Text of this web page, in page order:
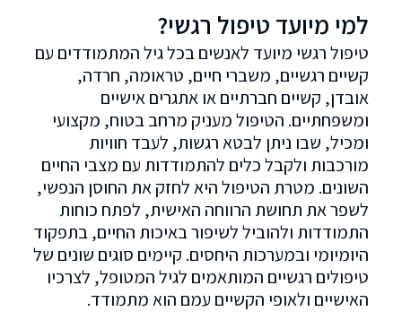
למי מיועד טיפול רגשי?
טיפול רגשי מיועד לאנשים בכל גיל המתמודדים עם
קשיים רגשיים, משברי חיים, טראומה, חרדה,
אובדן, קשיים חברתיים או אתגרים אישיים
ומשפחתיים. הטיפול מעניק מרחב בטוח, מקצועי
ומכיל, שבו ניתן לבטא רגשות, לעבד חוויות
מורכבות ולקבל כלים להתמודדות עם מצבי החיים
השונים. מטרת הטיפול היא לחזק את החוסן הנפשי,
לשפר את תחושת הרווחה האישית, לפתח כוחות
התמודדות ולהוביל לשיפור באיכות החיים, בתפקוד
היומיומי ובמערכות היחסים. קיימים סוגים שונים של
טיפולים רגשיים המותאמים לגיל המטופל, לצרכיו
האישיים ולאופי הקשיים עמם הוא מתמודד.